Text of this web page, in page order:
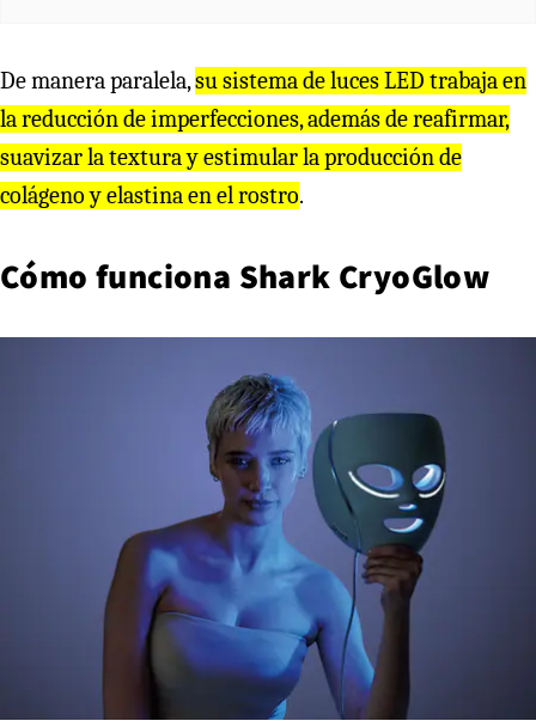
De manera paralela,su sistema de luces LED trabaja en
la reducción de imperfecciones, además de reafirmar,
suavizar la textura y estimular la producción de
colágeno y elastina en el rostro.
Cómo funciona Shark CryoGlow